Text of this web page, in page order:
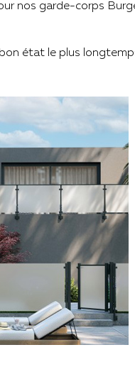
nos garde-corps
état le plus